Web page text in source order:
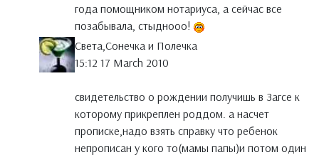
года помощником нотариуса, а сейчас все
позабывала, стыднооо!
Света,Сонечка и Полечка
15:12 17 March 2010
свидетельство о рождении получишь в Загсе к
которому прикреплен роддом. а насчет
прописке,надо взять справку что ребенок
непрописан у кого то(мамы папы)и потом один